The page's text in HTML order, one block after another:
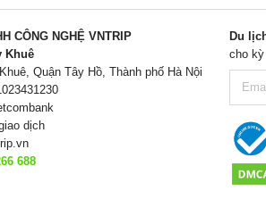
CÔNG NGHỆ VNTRIP
Khuê
Quận Tây Hồ, Thành phố Hà Nội
dịch
688
Du
cho